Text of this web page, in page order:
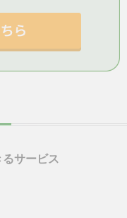
サービス